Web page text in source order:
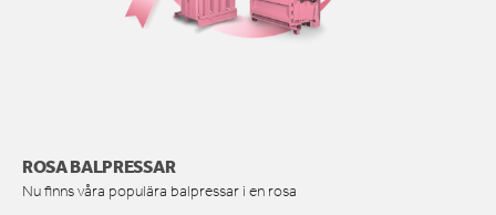
ROSA BALPRESSAR
Nu finns våra populära balpressar i en rosa